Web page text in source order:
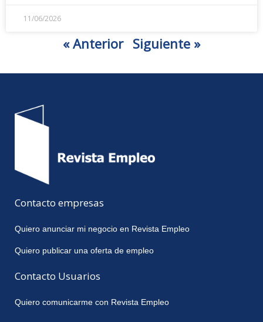
11/06/2026
« Anterior Siguiente »
Contacto empresas
Quiero anunciar mi negocio en Revista Empleo
Quiero publicar una oferta de empleo
Contacto Usuarios
Quiero comunicarme con Revista Empleo